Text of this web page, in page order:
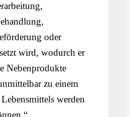
oder
wird, wodurch er
Nebenprodukte
zu einem
werden